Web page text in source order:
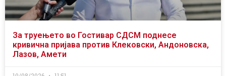
За труењето во Гостивар СДСМ поднесе
кривична пријава против Клековски, Андоновска,
Лазов, Амети